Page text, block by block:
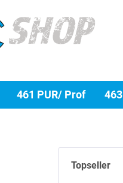
461 PUR/ Prof 463
Topseller